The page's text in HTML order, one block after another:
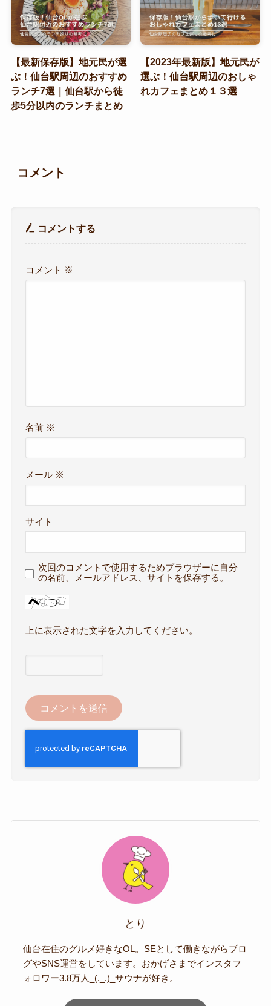
【最新保存版】地元民が選
ぶ！仙台駅周辺のおすすめ
ランチ7選｜仙台駅から徒
歩5分以内のランチまとめ
【2023年最新版】地元民が
選ぶ！仙台駅周辺のおしゃ
れカフェまとめ１３選
コメント
コメントする
コメント ※
名前 ※
メール ※
サイト
次回のコメントで使用するためブラウザーに自分
の名前、メールアドレス、サイトを保存する。
上に表示された文字を入力してください。
とり
仙台在住のグルメ好きなOL。SEとして働きながらブロ
グやSNS運営をしています。おかげさまでインスタフ
ォロワー3.8万人_(._.)_サウナが好き。